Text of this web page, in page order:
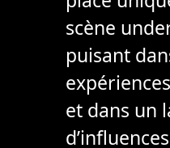
scène
puisant
et dans un